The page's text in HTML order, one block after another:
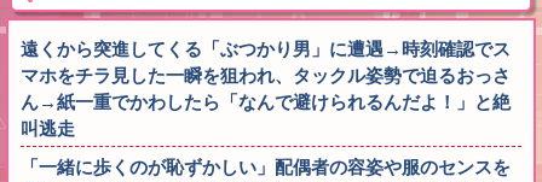
遠くから突進してくる「ぶつかり男」に遭遇→時刻確認でス
マホをチラ見した一瞬を狙われ、タックル姿勢で迫るおっさ
ん→紙一重でかわしたら「なんで避けられるんだよ！」と絶
叫逃走
「一緒に歩くのが恥ずかしい」配偶者の容姿や服のセンスを